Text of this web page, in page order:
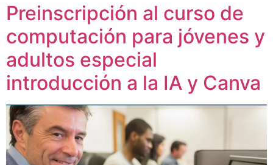
Preinscripción al curso de
computación para jóvenes y
adultos especial
introducción a la IA y Canva